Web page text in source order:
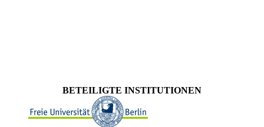
BETEILIGTE INSTITUTIONEN